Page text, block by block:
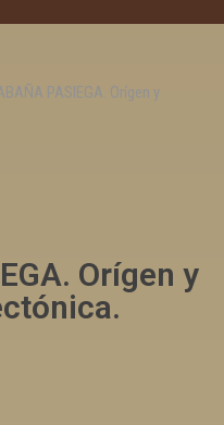
PASIEGA. Orígen y
Orígen y